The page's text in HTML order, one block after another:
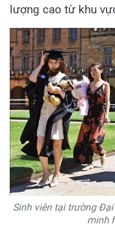
lượng cao từ khu
Sinh viên tại trường
minh